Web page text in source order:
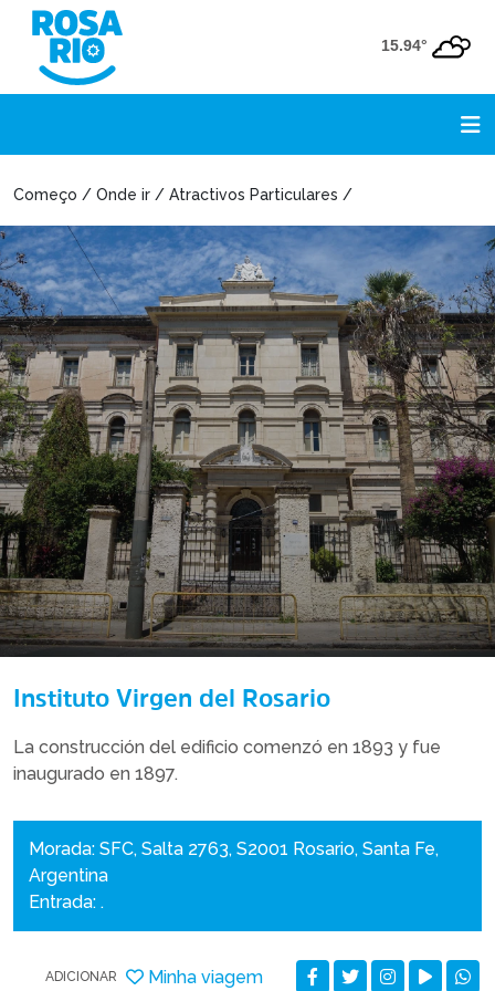
15.94°
Começo / Onde ir / Atractivos Particulares /
Instituto Virgen del Rosario
La construcción del edificio comenzó en 1893 y fue
inaugurado en 1897.
Morada: SFC, Salta 2763, S2001 Rosario, Santa Fe,
Argentina
Entrada: .
ADICIONAR Minha viagem